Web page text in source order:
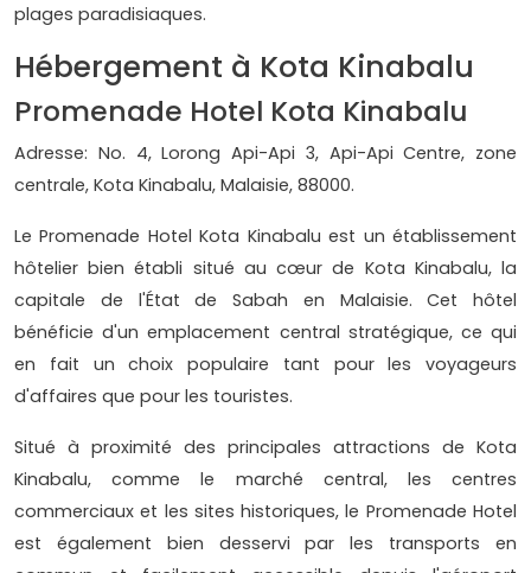
plages paradisiaques.
Hébergement à Kota Kinabalu
Promenade Hotel Kota Kinabalu
Adresse: No. 4, Lorong Api-Api 3, Api-Api Centre, zone
centrale, Kota Kinabalu, Malaisie, 88000.
Le Promenade Hotel Kota Kinabalu est un établissement
hôtelier bien établi situé au cœur de Kota Kinabalu, la
capitale de l'État de Sabah en Malaisie. Cet hôtel
bénéficie d'un emplacement central stratégique, ce qui
en fait un choix populaire tant pour les voyageurs
d'affaires que pour les touristes.
Situé à proximité des principales attractions de Kota
Kinabalu, comme le marché central, les centres
commerciaux et les sites historiques, le Promenade Hotel
est également bien desservi par les transports en